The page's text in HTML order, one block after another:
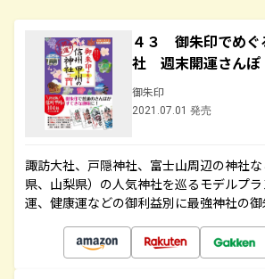
４３ 御朱印でめ
社 週末開運さんぽ
御朱印
2021.07.01 発売
諏訪大社、戸隠神社、富士山周辺の神社
県、山梨県）の人気神社を巡るモデルプ
運、健康運などの御利益別に最強神社の御